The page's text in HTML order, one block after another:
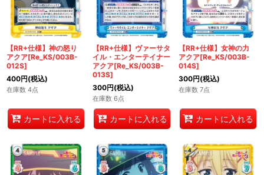
【RR+仕様】神の怒り
アクア[Re_KS/003B-
012S]
400円(税込)
在庫数 4点
カートに入れる
【RR+仕様】ヴァーサタ
イル・エンターテイナー
アクア[Re_KS/003B-
013S]
300円(税込)
在庫数 6点
カートに入れる
【RR+仕様】女神の力
アクア[Re_KS/003B-
014S]
300円(税込)
在庫数 7点
カートに入れる